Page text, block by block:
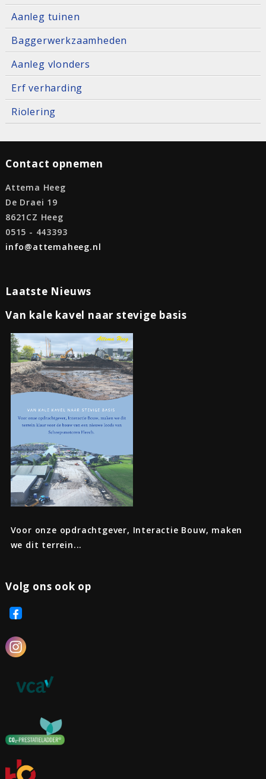
Aanleg tuinen
Baggerwerkzaamheden
Aanleg vlonders
Erf verharding
Riolering
Contact opnemen
Attema Heeg
De Draei 19
8621CZ Heeg
0515 - 443393
info@attemaheeg.nl
Laatste Nieuws
Van kale kavel naar stevige basis
Voor onze opdrachtgever, Interactie Bouw, maken
we dit terrein...
Volg ons ook op